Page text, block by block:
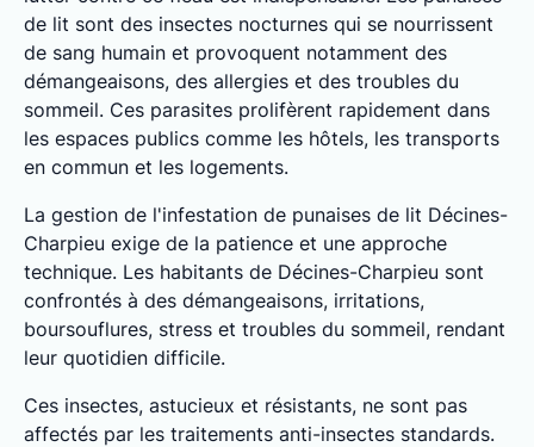
de lit sont des insectes nocturnes qui se nourrissent
de sang humain et provoquent notamment des
démangeaisons, des allergies et des troubles du
sommeil. Ces parasites prolifèrent rapidement dans
les espaces publics comme les hôtels, les transports
en commun et les logements.
La gestion de l'infestation de punaises de lit Décines-
Charpieu exige de la patience et une approche
technique. Les habitants de Décines-Charpieu sont
confrontés à des démangeaisons, irritations,
boursouflures, stress et troubles du sommeil, rendant
leur quotidien difficile.
Ces insectes, astucieux et résistants, ne sont pas
affectés par les traitements anti-insectes standards.